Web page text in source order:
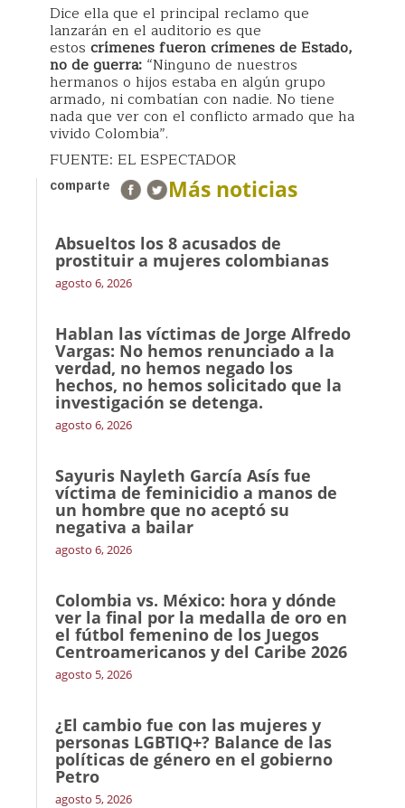
Dice ella que el principal reclamo que
lanzarán en el auditorio es que
estos crímenes fueron crímenes de Estado,
no de guerra: “Ninguno de nuestros
hermanos o hijos estaba en algún grupo
armado, ni combatían con nadie. No tiene
nada que ver con el conflicto armado que ha
vivido Colombia”.
FUENTE: EL ESPECTADOR
comparte Más noticias
Absueltos los 8 acusados de
prostituir a mujeres colombianas
agosto 6, 2026
Hablan las víctimas de Jorge Alfredo
Vargas: No hemos renunciado a la
verdad, no hemos negado los
hechos, no hemos solicitado que la
investigación se detenga.
agosto 6, 2026
Sayuris Nayleth García Asís fue
víctima de feminicidio a manos de
un hombre que no aceptó su
negativa a bailar
agosto 6, 2026
Colombia vs. México: hora y dónde
ver la final por la medalla de oro en
el fútbol femenino de los Juegos
Centroamericanos y del Caribe 2026
agosto 5, 2026
¿El cambio fue con las mujeres y
personas LGBTIQ+? Balance de las
políticas de género en el gobierno
Petro
agosto 5, 2026